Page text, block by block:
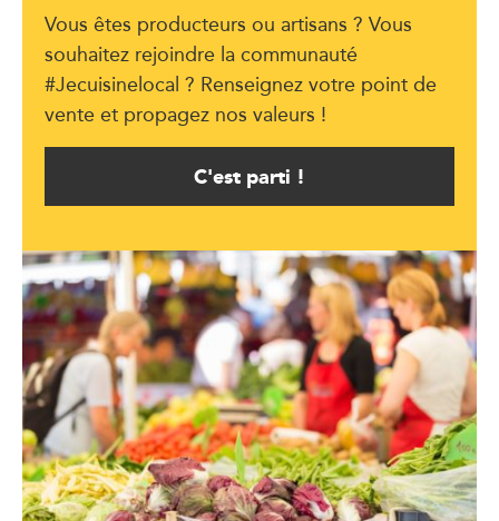
Vous êtes producteurs ou artisans ? Vous
souhaitez rejoindre la communauté
#Jecuisinelocal ? Renseignez votre point de
vente et propagez nos valeurs !
C'est parti !